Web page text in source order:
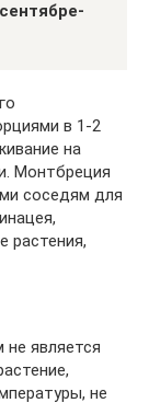
в 1-2
на
Монтбреция
соседям для
растения,
является
не